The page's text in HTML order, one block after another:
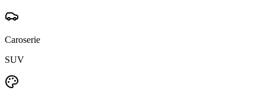
Caroserie
SUV